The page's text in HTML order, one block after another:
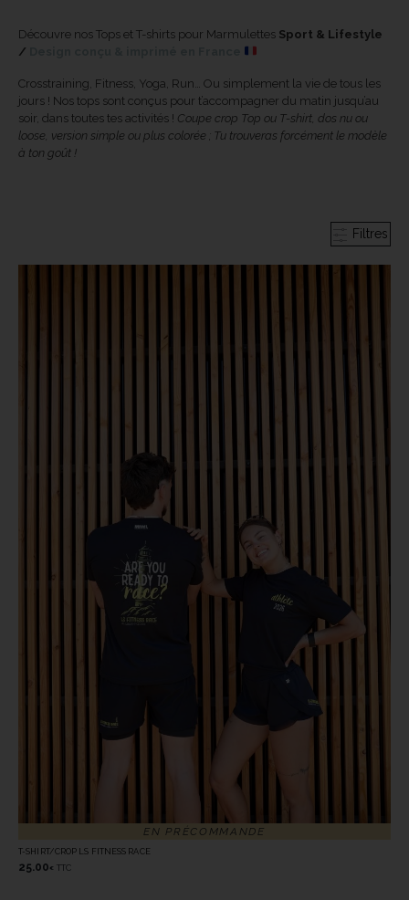
Découvre nos Tops et T-shirts pour Marmulettes Sport & Lifestyle
/
Crosstraining, Fitness, Yoga, Run… Ou simplement la vie de tous les
jours ! Nos tops sont conçus pour t’accompagner du matin jusqu’au
soir, dans toutes tes activités ! Coupe crop Top ou T-shirt, dos nu ou
loose, version simple ou plus colorée ; Tu trouveras forcément le modèle
à ton goût !
Filtres
EN PRÉCOMMANDE
T-SHIRT/CROP LS FITNESS RACE
25.00 € TTC